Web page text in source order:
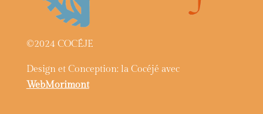
©2024 COCÉJE
Design et Conception: la Cocéjé avec
WebMorimont